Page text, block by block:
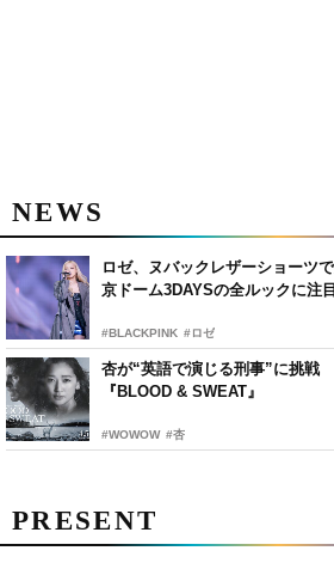
NEWS
ロゼ、ヌバックレザーショー
京ドーム3DAYSの全ルックに注目
#BLACKPINK #ロゼ
杏が“英語で演じる刑事”に挑戦
『BLOOD & SWEAT』
#WOWOW #杏
PRESENT